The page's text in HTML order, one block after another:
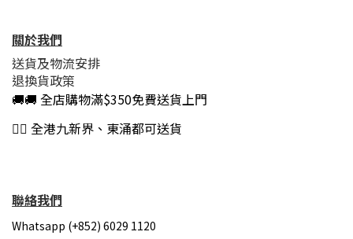
關於我們
送貨及物流安排
退換貨政策
🚚🚚 全店購物滿$350免費送貨上門
👍🏻 全港九新界、東涌都可送貨
聯絡我們
Whatsapp (+852) 6029 1120